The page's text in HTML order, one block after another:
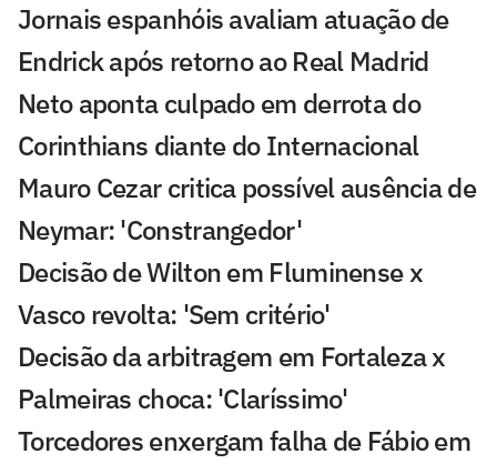
Jornais espanhóis avaliam atuação de
Endrick após retorno ao Real Madrid
Neto aponta culpado em derrota do
Corinthians diante do Internacional
Mauro Cezar critica possível ausência de
Neymar: 'Constrangedor'
Decisão de Wilton em Fluminense x
Vasco revolta: 'Sem critério'
Decisão da arbitragem em Fortaleza x
Palmeiras choca: 'Claríssimo'
Torcedores enxergam falha de Fábio em